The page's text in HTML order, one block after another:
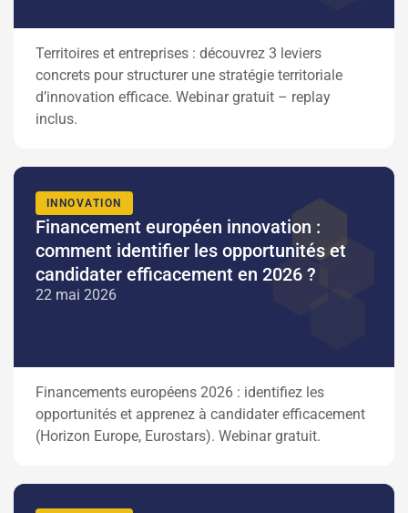
Territoires et entreprises : découvrez 3 leviers
concrets pour structurer une stratégie territoriale
d’innovation efficace. Webinar gratuit – replay
inclus.
INNOVATION
Financement européen innovation :
comment identifier les opportunités et
candidater efficacement en 2026 ?
22 mai 2026
Financements européens 2026 : identifiez les
opportunités et apprenez à candidater efficacement
(Horizon Europe, Eurostars). Webinar gratuit.